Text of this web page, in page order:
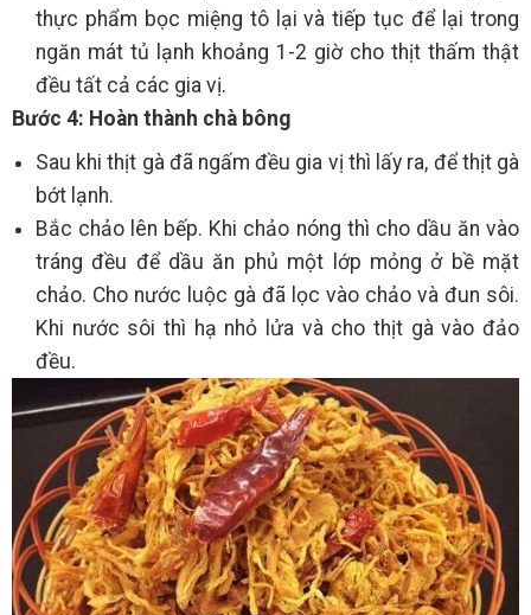
thực phẩm bọc miệng tô lại và tiếp tục để lại trong
ngăn mát tủ lạnh khoảng 1-2 giờ cho thịt thấm thật
đều tất cả các gia vị.
Bước 4: Hoàn thành chà bông
Sau khi thịt gà đã ngấm đều gia vị thì lấy ra, để thịt gà
bớt lạnh.
Bắc chảo lên bếp. Khi chảo nóng thì cho dầu ăn vào
tráng đều để dầu ăn phủ một lớp mỏng ở bề mặt
chảo. Cho nước luộc gà đã lọc vào chảo và đun sôi.
Khi nước sôi thì hạ nhỏ lửa và cho thịt gà vào đảo
đều.